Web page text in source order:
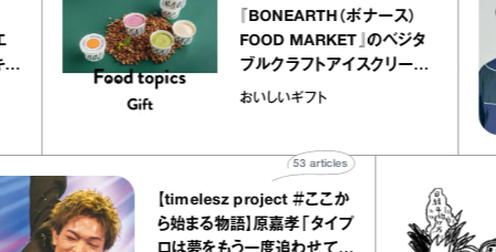
リエ
プ キャ
『BONEARTH（ボナース）
FOOD MARKET』のベジタ
ブルクラフトアイスクリーム
｜真野知子の「おいしいギフ
おいしいギフト
【timelesz project ＃ここか
ら始まる物語】原嘉孝「タイプ
articles